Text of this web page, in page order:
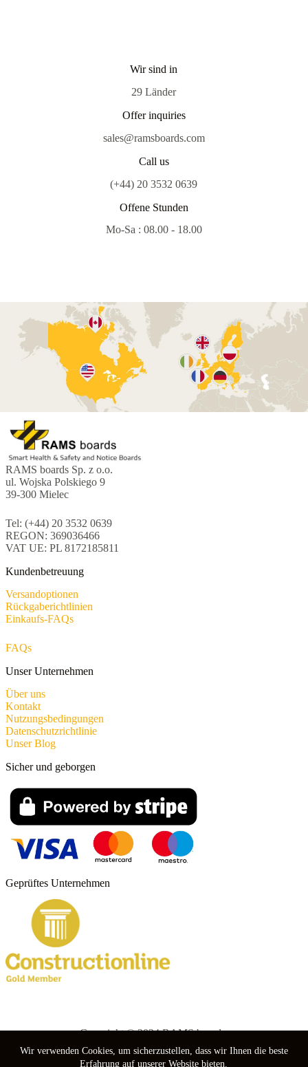
Wir verwenden Cookies, um sicherzustellen, dass wir Ihnen die beste
Erfahrung auf unserer Website bieten.
Wir sind in
29 Länder
Offer inquiries
sales@ramsboards.com
Call us
(+44) 20 3532 0639
Offene Stunden
Mo-Sa : 08.00 - 18.00
RAMS boards Sp. z o.o.
ul. Wojska Polskiego 9
39-300 Mielec
Tel: (+44) 20 3532 0639
REGON: 369036466
VAT UE: PL 8172185811
Kundenbetreuung
Versandoptionen
Rückgaberichtlinien
Einkaufs-FAQs
FAQs
Unser Unternehmen
Über uns
Kontakt
Nutzungsbedingungen
Datenschutzrichtlinie
Unser Blog
Geprüftes Unternehmen
Sicher und geborgen
Copyright © 2024 RAMS boards.
nebuso